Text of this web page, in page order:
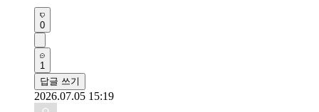
0
1
답글 쓰기
2026.07.05 15:19